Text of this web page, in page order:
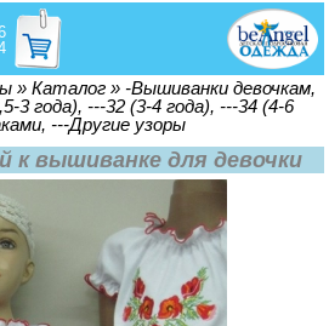
» Каталог » -Вышиванки девочкам,
3 года), ---32 (3-4 года), ---34 (4-6
---Другие узоры
к вышиванке для девочки